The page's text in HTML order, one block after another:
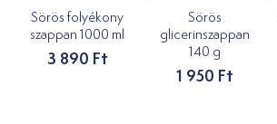
Sörös folyékony
szappan 1000 ml
3 890 Ft
Sörös
glicerinszappan
140 g
1 950 Ft